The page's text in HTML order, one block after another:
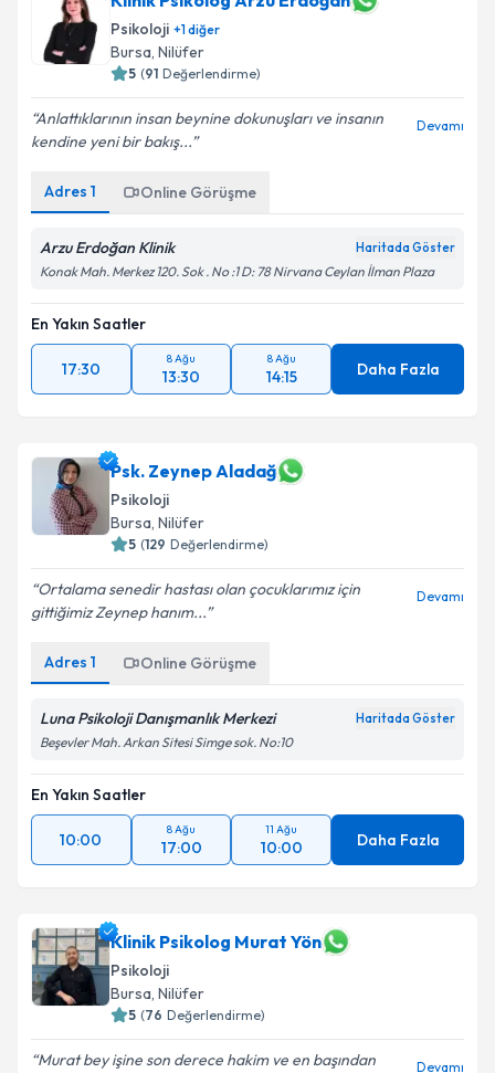
Psikoloji +1diğer
Bursa, Nilüfer
5 (91 Değerlendirme)
Anlattıklarının insan beynine dokunuşları ve insanın
kendine yeni bir bakış...
Devamı
Adres 1 Online Görüşme
Arzu Erdoğan Klinik Haritada Göster
Konak Mah. Merkez 120. Sok . No :1 D: 78 Nirvana Ceylan İlman Plaza
En Yakın Saatler
17:30
8 Ağu
13:30
8 Ağu
14:15 Daha Fazla
Psk. Zeynep Aladağ
Psikoloji
Bursa, Nilüfer
5 (129 Değerlendirme)
Ortalama senedir hastası olan çocuklarımız için
gittiğimiz Zeynep hanım...
Devamı
Adres 1 Online Görüşme
Luna Psikoloji Danışmanlık Merkezi Haritada Göster
Beşevler Mah. Arkan Sitesi Simge sok. No:10
En Yakın Saatler
10:00
8 Ağu
17:00
11 Ağu
10:00 Daha Fazla
Klinik Psikolog Murat Yön
Psikoloji
Bursa, Nilüfer
5 (76 Değerlendirme)
Murat bey işine son derece hakim ve en başından Devamı